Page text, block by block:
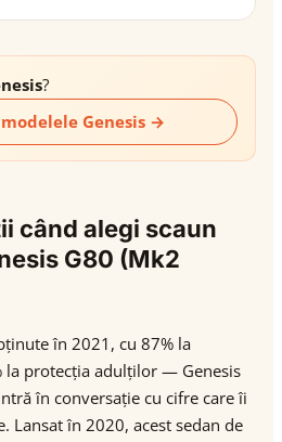
?
Genesis →
când alegi scaun
G80 (Mk2
în 2021, cu 87% la
la protecția adulților — Genesis
în conversație cu cifre care îi
Lansat în 2020, acest sedan de